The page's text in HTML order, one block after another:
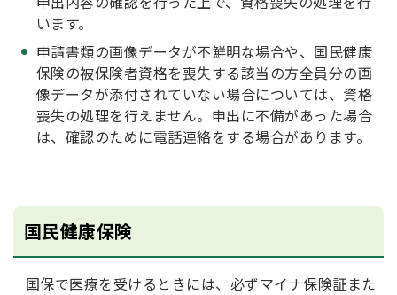
います。
申請書類の画像データが不鮮明な場合や、国民健康
保険の被保険者資格を喪失する該当の方全員分の画
像データが添付されていない場合については、資格
喪失の処理を行えません。申出に不備があった場合
は、確認のために電話連絡をする場合があります。
国民健康保険
国保で医療を受けるときには、必ずマイナ保険証また